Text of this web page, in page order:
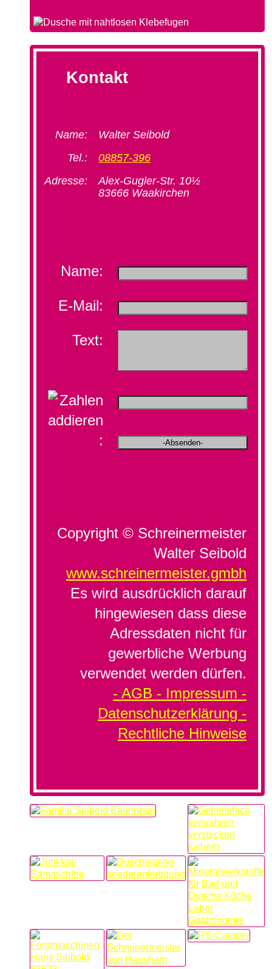
Kontakt
Name:
Walter Seibold
Tel.:
08857-396
Adresse:
Alex-Gugler-Str. 10½
83666 Waakirchen
Name:
E-Mail:
Text:
:
Copyright © Schreinermeister
Walter Seibold
www.schreinermeister.gmbh
Es wird ausdrücklich darauf
hingewiesen dass diese
Adressdaten nicht für
gewerbliche Werbung
verwendet werden dürfen.
- AGB - Impressum -
Datenschutzerklärung -
Rechtliche Hinweise